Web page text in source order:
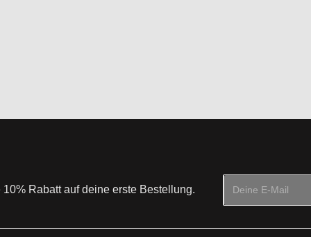
Rabatt auf deine erste Bestellung.
Die mit einem